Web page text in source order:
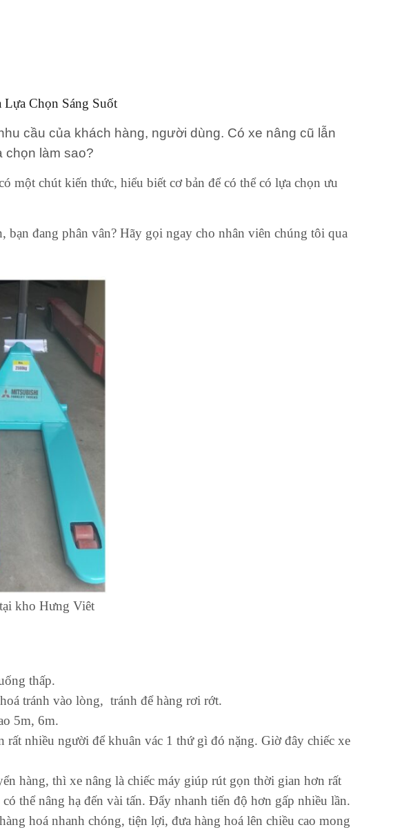
Chọn Sáng Suốt
cầu của khách hàng, người dùng. Có xe nâng cũ lẫn
chọn làm sao?
một chút kiến thức, hiểu biết cơ bản để có thể có lựa chọn ưu
đang phân vân? Hãy gọi ngay cho nhân viên chúng tôi qua
kho Hưng Viêt
thấp.
tránh vào lòng, tránh để hàng rơi rớt.
5m, 6m.
nhiều người để khuân vác 1 thứ gì đó nặng. Giờ đây chiếc xe
hàng, thì xe nâng là chiếc máy giúp rút gọn thời gian hơn rất
thể nâng hạ đến vài tấn. Đẩy nhanh tiến độ hơn gấp nhiều lần.
hoá nhanh chóng, tiện lợi, đưa hàng hoá lên chiều cao mong